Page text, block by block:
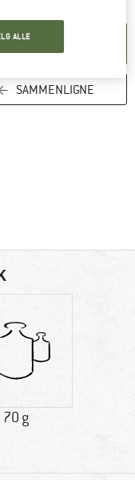
SAMMENLIGNE
- oplysningerne får du
70 g
ALLE